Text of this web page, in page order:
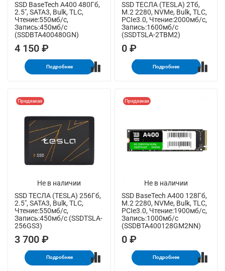
SSD BaseTech A400 480Гб,
2.5", SATA3, Bulk, TLC,
Чтение:550мб/с,
Запись:450мб/с
(SSDBTA400480GN)
4 150 ₽
Подробнее
SSD ТЕСЛА (TESLA) 2Тб,
M.2 2280, NVMe, Bulk, TLC,
PCIe3.0, Чтение:2000мб/с,
Запись:1600мб/с
(SSDTSLA-2TBM2)
0 ₽
Подробнее
Не в наличии
Предзаказ
SSD ТЕСЛА (TESLA) 256Гб,
2.5", SATA3, Bulk, TLC,
Чтение:550мб/с,
Запись:450мб/с (SSDTSLA-
256GS3)
3 700 ₽
Подробнее
Не в наличии
Предзаказ
SSD BaseTech A400 128Гб,
M.2 2280, NVMe, Bulk, TLC,
PCIe3.0, Чтение:1900мб/с,
Запись:1000мб/с
(SSDBTA400128GM2NN)
0 ₽
Подробнее